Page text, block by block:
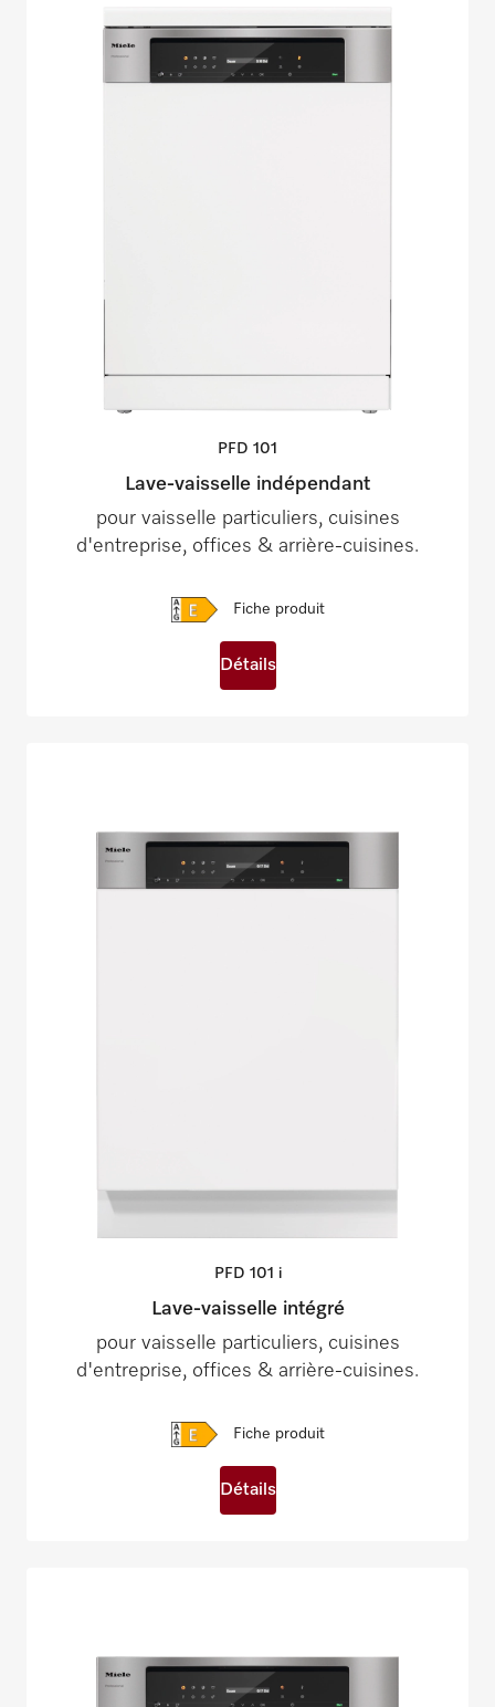
PFD 101
Lave-vaisselle indépendant
pour vaisselle particuliers, cuisines
d'entreprise, offices & arrière-cuisines.
Fiche produit
Détails
PFD 101 i
Lave-vaisselle intégré
pour vaisselle particuliers, cuisines
d'entreprise, offices & arrière-cuisines.
Fiche produit
Détails